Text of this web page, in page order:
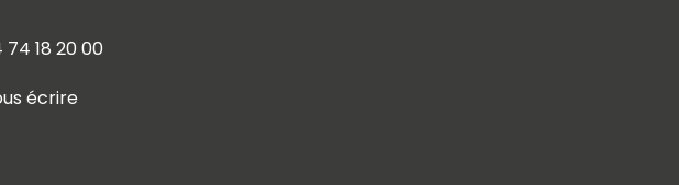
onglet)onglet)
74 18 20 00
écrire